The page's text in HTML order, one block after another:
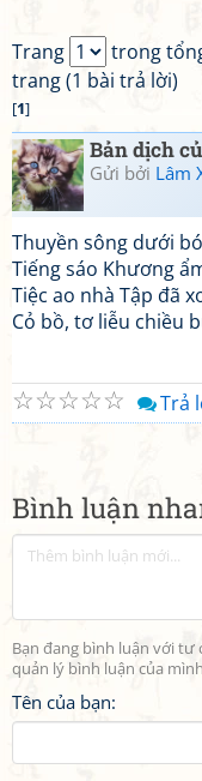
Bình luận
Bạn đang bình luận với tư
quản lý bình luận của
Tên của bạn:
Trang
trong
trang (1 bài trả lời)
[1]
Bản dịch
Gửi bởi Lâm
Thuyền sông dưới
Tiếng sáo Khương
Tiệc ao nhà Tập đã
Cỏ bồ, tơ liễu chiều
☆
☆
☆
☆
☆ Trả